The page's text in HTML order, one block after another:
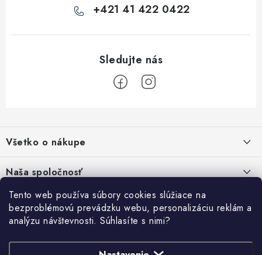
Tento web používa súbory cookies slúžiace na
bezproblémovú prevádzku webu, personalizáciu reklám a
analýzu návštevnosti. Súhlasíte s nimi?
+421 41 422 0422
p
ä
t
Všetko o nákupe
Obchodné podmienky
Naša spoločnosť
SHOWROOM - poradňa pre vaše projekty
PREDAJŇA - Raková
Prihlásenie
E-mail